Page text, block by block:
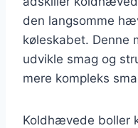
den langsomme
køleskabet. Denne
udvikle smag og
mere kompleks
Koldhævede boller